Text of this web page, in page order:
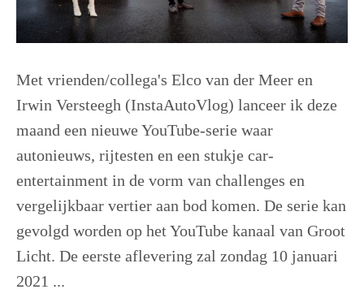
Met vrienden/collega's Elco van der Meer en
Irwin Versteegh (InstaAutoVlog) lanceer ik deze
maand een nieuwe YouTube-serie waar
autonieuws, rijtesten en een stukje car-
entertainment in de vorm van challenges en
vergelijkbaar vertier aan bod komen. De serie kan
gevolgd worden op het YouTube kanaal van Groot
Licht. De eerste aflevering zal zondag 10 januari
2021 ...